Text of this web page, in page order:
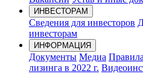
ИНВЕСТОРАМ
Сведения для инвесторов
инвесторам
ИНФОРМАЦИЯ
Документы Медиа
лизинга в 2022 г.